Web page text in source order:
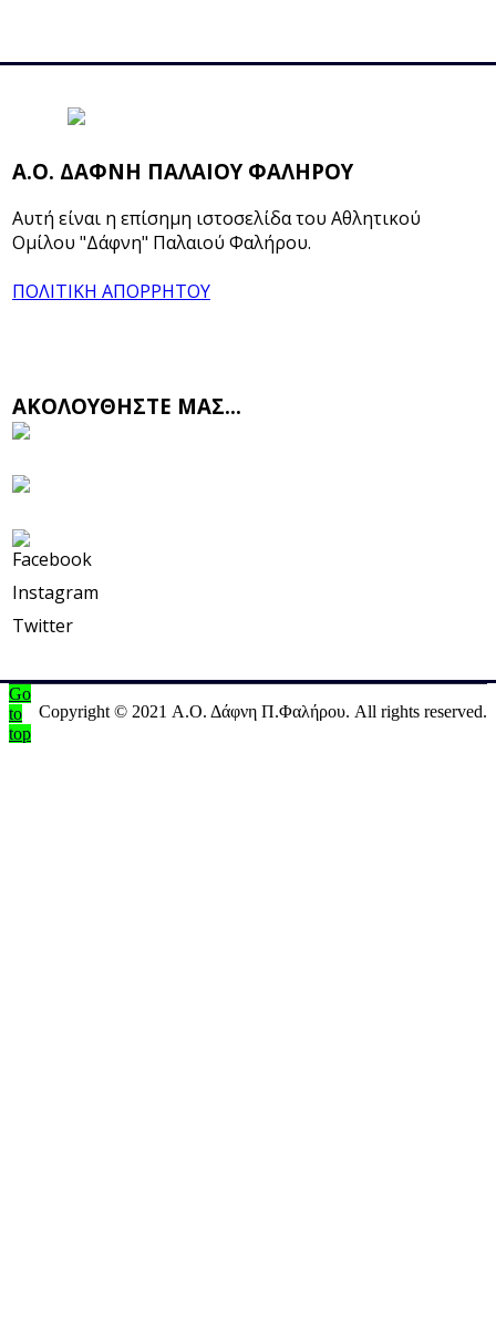
Α.Ο. ΔΑΦΝΗ ΠΑΛΑΙΟΥ ΦΑΛΗΡΟΥ
Αυτή είναι η επίσημη ιστοσελίδα του Αθλητικού
Ομίλου "Δάφνη" Παλαιού Φαλήρου.
ΠΟΛΙΤΙΚΗ ΑΠΟΡΡΗΤΟΥ
ΑΚΟΛΟΥΘΗΣΤΕ ΜΑΣ...
Facebook
Instagram
Twitter
Copyright © 2021 Α.Ο. Δάφνη Π.Φαλήρου. All rights reserved.
Go
to
top